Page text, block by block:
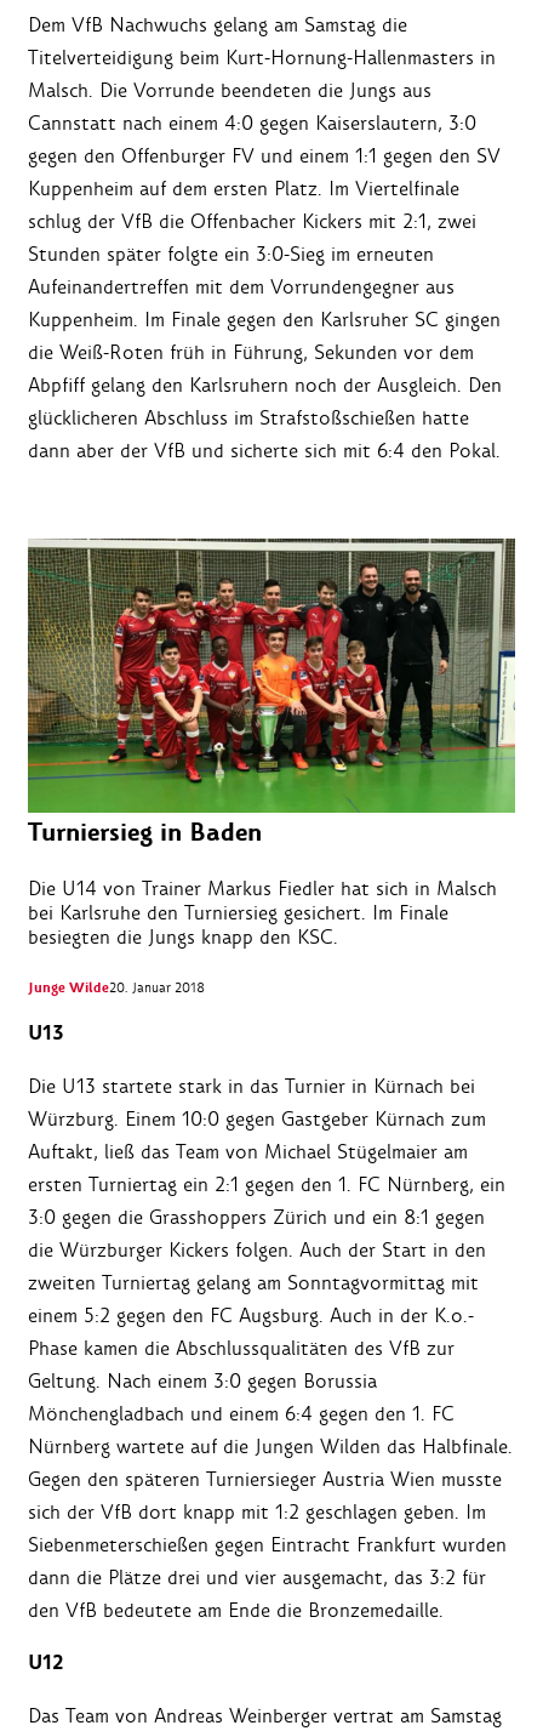
Dem VfB Nachwuchs gelang am Samstag die
Titelverteidigung beim Kurt-Hornung-Hallenmasters in
Malsch. Die Vorrunde beendeten die Jungs aus
Cannstatt nach einem 4:0 gegen Kaiserslautern, 3:0
gegen den Offenburger FV und einem 1:1 gegen den SV
Kuppenheim auf dem ersten Platz. Im Viertelfinale
schlug der VfB die Offenbacher Kickers mit 2:1, zwei
Stunden später folgte ein 3:0-Sieg im erneuten
Aufeinandertreffen mit dem Vorrundengegner aus
Kuppenheim. Im Finale gegen den Karlsruher SC gingen
die Weiß-Roten früh in Führung, Sekunden vor dem
Abpfiff gelang den Karlsruhern noch der Ausgleich. Den
glücklicheren Abschluss im Strafstoßschießen hatte
dann aber der VfB und sicherte sich mit 6:4 den Pokal.
Turniersieg in Baden
Die U14 von Trainer Markus Fiedler hat sich in Malsch
bei Karlsruhe den Turniersieg gesichert. Im Finale
besiegten die Jungs knapp den KSC.
Junge Wilde20. Januar 2018
U13
Die U13 startete stark in das Turnier in Kürnach bei
Würzburg. Einem 10:0 gegen Gastgeber Kürnach zum
Auftakt, ließ das Team von Michael Stügelmaier am
ersten Turniertag ein 2:1 gegen den 1. FC Nürnberg, ein
3:0 gegen die Grasshoppers Zürich und ein 8:1 gegen
die Würzburger Kickers folgen. Auch der Start in den
zweiten Turniertag gelang am Sonntagvormittag mit
einem 5:2 gegen den FC Augsburg. Auch in der K.o.-
Phase kamen die Abschlussqualitäten des VfB zur
Geltung. Nach einem 3:0 gegen Borussia
Mönchengladbach und einem 6:4 gegen den 1. FC
Nürnberg wartete auf die Jungen Wilden das Halbfinale.
Gegen den späteren Turniersieger Austria Wien musste
sich der VfB dort knapp mit 1:2 geschlagen geben. Im
Siebenmeterschießen gegen Eintracht Frankfurt wurden
dann die Plätze drei und vier ausgemacht, das 3:2 für
den VfB bedeutete am Ende die Bronzemedaille.
U12
Das Team von Andreas Weinberger vertrat am Samstag